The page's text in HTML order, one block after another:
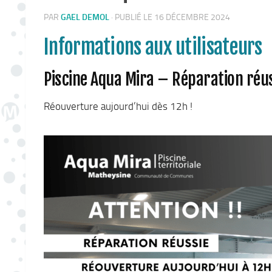
PAR GAEL DEMOL · PUBLIÉ LE 16 DÉCEMBRE 2024
Informations aux utilisateurs
Piscine Aqua Mira – Réparation
Réouverture aujourd’hui dès 12h !